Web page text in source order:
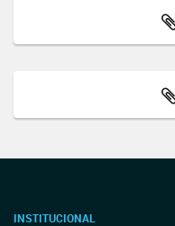
INSTITUCIONAL